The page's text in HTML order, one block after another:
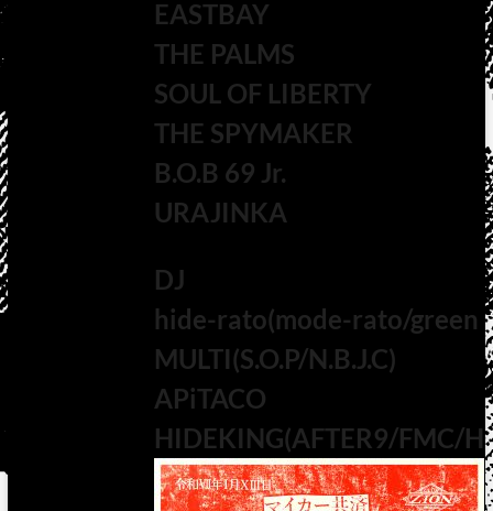
EASTBAY
THE PALMS
SOUL OF LIBERTY
THE SPYMAKER
B.O.B 69 Jr.
URAJINKA
DJ
hide-rato(mode-rato/green
MULTI(S.O.P/N.B.J.C)
APiTACO
HIDEKING(AFTER9/FMC/